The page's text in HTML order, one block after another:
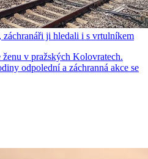
ji hledali i s vrtulníkem
v pražských Kolovratech.
odpolední a záchranná akce se